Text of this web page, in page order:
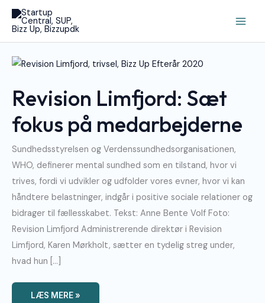
indholdet
Revision Limfjord: Sæt
fokus på medarbejderne
Sundhedsstyrelsen og Verdenssundhedsorganisationen,
WHO, definerer mental sundhed som en tilstand, hvor vi
trives, fordi vi udvikler og udfolder vores evner, hvor vi kan
håndtere belastninger, indgår i positive sociale relationer og
bidrager til fællesskabet. Tekst: Anne Bente Volf Foto:
Revision Limfjord Administrerende direktør i Revision
Limfjord, Karen Mørkholt, sætter en tydelig streg under,
hvad hun […]
Revision
Limfjord:
Medarbejderne
LÆS MERE »